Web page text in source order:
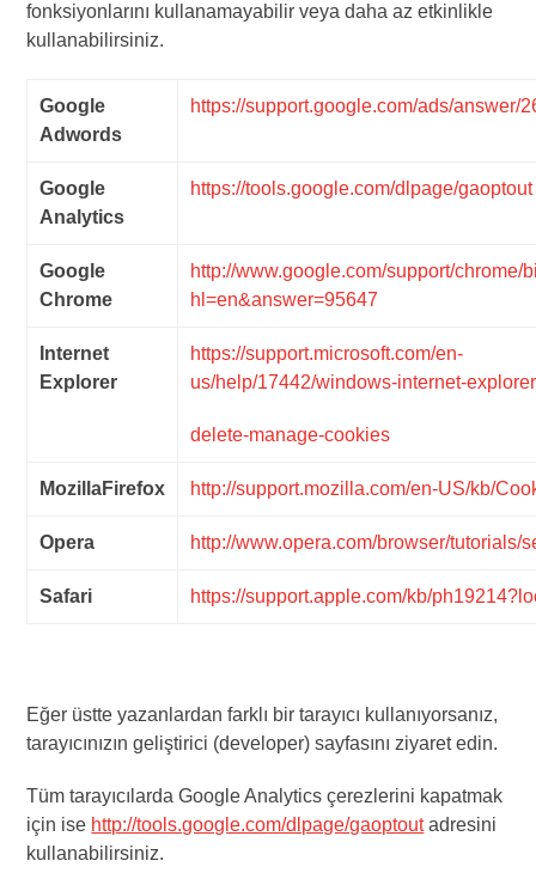
fonksiyonlarını kullanamayabilir veya daha az etkinlikle
kullanabilirsiniz.
Google
Adwords
https://support.google.com/ads/answer/
Google
Analytics
https://tools.google.com/dlpage/gaoptout
Google
Chrome
http://www.google.com/support/chrome/
hl=en&answer=95647
Internet
Explorer
https://support.microsoft.com/en-
us/help/17442/windows-internet-
delete-manage-cookies
MozillaFirefox http://support.mozilla.com/en-US/kb/
Opera http://www.opera.com/browser/tutorials/
Safari https://support.apple.com/kb/
Eğer üstte yazanlardan farklı bir tarayıcı kullanıyorsanız,
tarayıcınızın geliştirici (developer) sayfasını ziyaret edin.
Tüm tarayıcılarda Google Analytics çerezlerini kapatmak
için ise http://tools.google.com/dlpage/gaoptoutadresini
kullanabilirsiniz.